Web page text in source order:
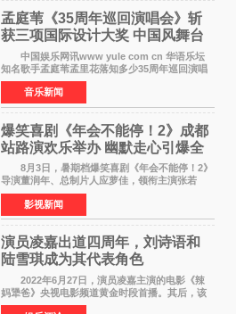
孟庭苇《35周年巡回演唱会》斩
获三项国际设计大奖 中国风舞台
美学获全球认可
中国娱乐网讯www yule com cn 华语乐坛
知名歌手孟庭苇孟里花落知多少35周年巡回演唱
会再传喜讯。该演唱会先后荣获美国MUSE
Creative Awards白金奖（Platinum Winner）、
英国London Design
音乐新闻
爆笑喜剧《年会不能停！2》成都
站路演欢乐举办 幽默走心引爆全
场共鸣
8月3日，暑期档爆笑喜剧《年会不能停！2》
导演董润年、总制片人应萝佳，领衔主演张若
昀、白客，惊喜出演庄达菲，特别主演孙艺洲，
特别出演田雨，友情出演欧阳奋强出席成都路
演，与观众近距离互
影视新闻
演员凌嘉出道四周年，刘诗语和
陆雪琪成为其代表角色
2022年6月27日，演员凌嘉主演的电影《辣
妈犟爸》央视电影频道黄金时段首播。其后，该
电影在央视电影频道多次复播（2022年8月10